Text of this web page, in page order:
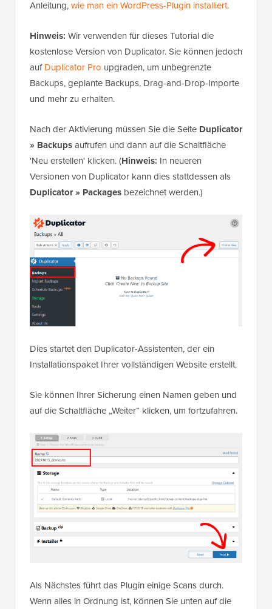
Anleitung,wie man ein WordPress-Plugin installiert.
Hinweis: Wir verwenden für dieses Tutorial die
kostenlose Version von Duplicator. Sie können jedoch
aufDuplicator Pro upgraden, um unbegrenzte
Backups, geplante Backups, Drag-and-Drop-Importe
und mehr zu erhalten.
Nach der Aktivierung müssen Sie die Seite Duplicator
» Backupsaufrufen und dann auf die Schaltfläche
'Neu erstellen' klicken. (Hinweis: In neueren
Versionen von Duplicator kann dies stattdessen als
Duplicator » Packages bezeichnet werden.)
Dies startet den Duplicator-Assistenten, der ein
Installationspaket Ihrer vollständigen Website erstellt.
Sie können Ihrer Sicherung einen Namen geben und
auf die Schaltfläche „Weiter“ klicken, um fortzufahren.
Als Nächstes führt das Plugin einige Scans durch.
Wenn alles in Ordnung ist, können Sie unten auf die